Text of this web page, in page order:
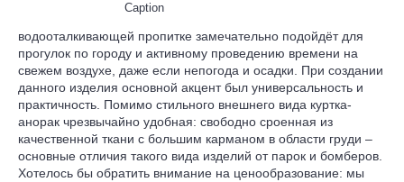
Caption
водооталкивающей пропитке замечательно подойдёт для
прогулок по городу и активному проведению времени на
свежем воздухе, даже если непогода и осадки. При создании
данного изделия основной акцент был универсальность и
практичность. Помимо стильного внешнего вида куртка-
анорак чрезвычайно удобная: свободно сроенная из
качественной ткани с большим карманом в области груди –
основные отличия такого вида изделий от парок и бомберов.
Хотелось бы обратить внимание на ценообразование: мы